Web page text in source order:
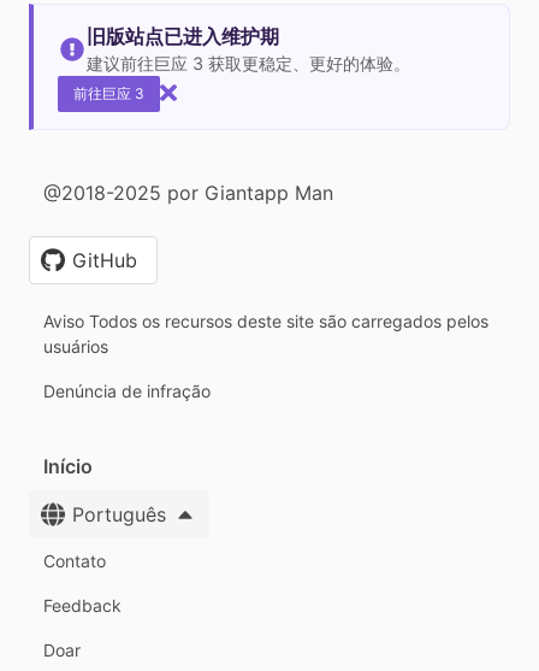
旧版站点已进入维护期
建议前往巨应 3 获取更稳定、更好的体验。
前往巨应 3
@2018-2025 por Giantapp Man
GitHub
Aviso Todos os recursos deste site são carregados pelos
usuários
Denúncia de infração
Início
Português
Contato
Feedback
Doar